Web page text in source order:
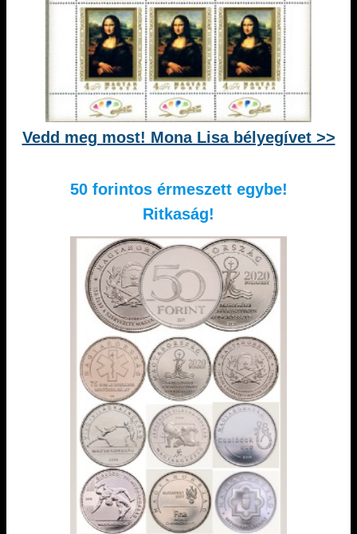
Vedd meg most! Mona Lisa bélyegívet >>
50 forintos érmeszett egybe!
Ritkaság!